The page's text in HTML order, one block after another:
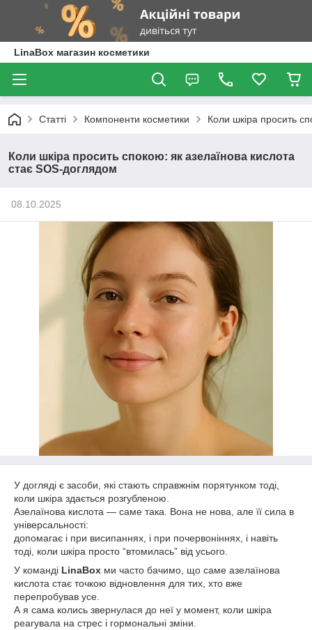
LinaBox магазин косметики
Статті Компоненти косметики Коли шкіра просить
Коли шкіра просить спокою: як азелаїнова кислота
стає SOS-доглядом
08.10.2025
У догляді є засоби, які стають справжнім порятунком тоді,
коли шкіра здається розгубленою.
Азелаїнова кислота — саме така. Вона не нова, але її сила в
універсальності:
допомагає і при висипаннях, і при почервоніннях, і навіть
тоді, коли шкіра просто “втомилась” від усього.
У команді LinaBox ми часто бачимо, що саме азелаїнова
кислота стає точкою відновлення для тих, хто вже
перепробував усе.
А я сама колись звернулася до неї у момент, коли шкіра
реагувала на стрес і гормональні зміни.